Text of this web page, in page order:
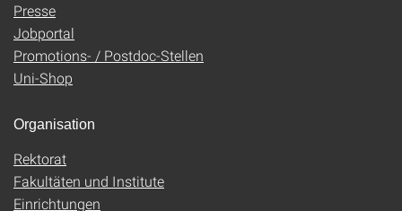
Presse
Jobportal
Promotions- / Postdoc-Stellen
Uni-Shop
Organisation
Rektorat
Fakultäten und Institute
Einrichtungen